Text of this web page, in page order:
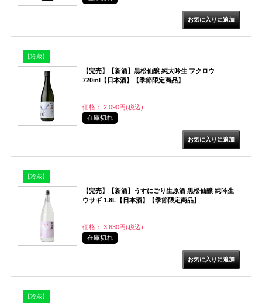
【冷蔵】
【完売】【新酒】黒松仙醸 純大吟生 フクロウ
720ml【日本酒】【季節限定商品】
価格： 2,090円(税込)
在庫切れ
【冷蔵】
【完売】【新酒】うすにごり生原酒 黒松仙醸 純吟生
ウサギ 1.8L【日本酒】【季節限定商品】
価格： 3,630円(税込)
在庫切れ
【冷蔵】